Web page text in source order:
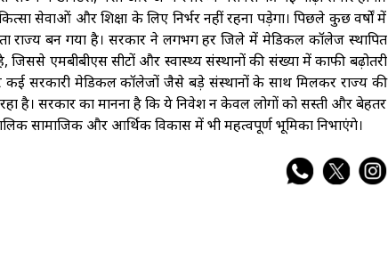
सेवाओं और शिक्षा के लिए निर्भर नहीं रहना पड़ेगा। पिछले कुछ वर्षों में
राज्य बन गया है। सरकार ने लगभग हर जिले में मेडिकल कॉलेज स्थापित
जिससे एमबीबीएस सीटों और स्वास्थ्य संस्थानों की संख्या में काफी बढ़ोतरी
कई सरकारी मेडिकल कॉलेजों जैसे बड़े संस्थानों के साथ मिलकर राज्य की
है। सरकार का मानना है कि ये निवेश न केवल लोगों को सस्ती और बेहतर
सामाजिक और आर्थिक विकास में भी महत्वपूर्ण भूमिका निभाएंगे।